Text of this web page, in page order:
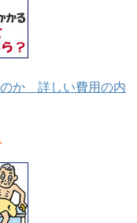
か 詳しい費用の内